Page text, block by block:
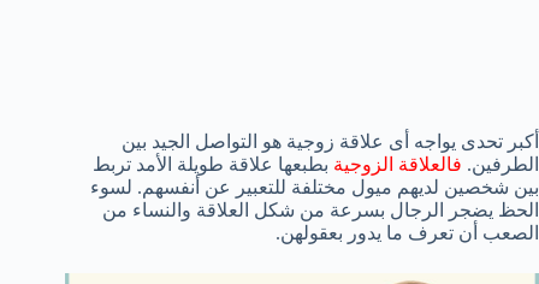
أكبر تحدى يواجه أى علاقة زوجية هو التواصل الجيد بين
الطرفين. فالعلاقة الزوجية بطبعها علاقة طويلة الأمد تربط
بين شخصين لديهم ميول مختلفة للتعبير عن أنفسهم. لسوء
الحظ يضجر الرجال بسرعة من شكل العلاقة والنساء من
الصعب أن تعرف ما يدور بعقولهن.